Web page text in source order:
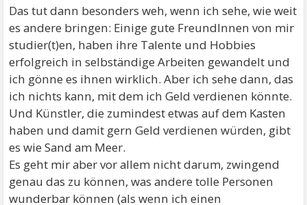
Das tut dann besonders weh, wenn ich sehe, wie weit
es andere bringen: Einige gute FreundInnen von mir
studier(t)en, haben ihre Talente und Hobbies
erfolgreich in selbständige Arbeiten gewandelt und
ich gönne es ihnen wirklich. Aber ich sehe dann, das
ich nichts kann, mit dem ich Geld verdienen könnte.
Und Künstler, die zumindest etwas auf dem Kasten
haben und damit gern Geld verdienen würden, gibt
es wie Sand am Meer.
Es geht mir aber vor allem nicht darum, zwingend
genau das zu können, was andere tolle Personen
wunderbar können (als wenn ich einen